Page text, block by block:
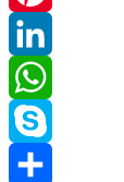
Pinterest
LinkedIn
WhatsApp
Skype